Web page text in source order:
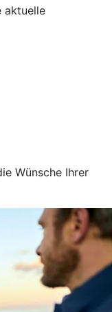
aktuelle
Wünsche Ihrer